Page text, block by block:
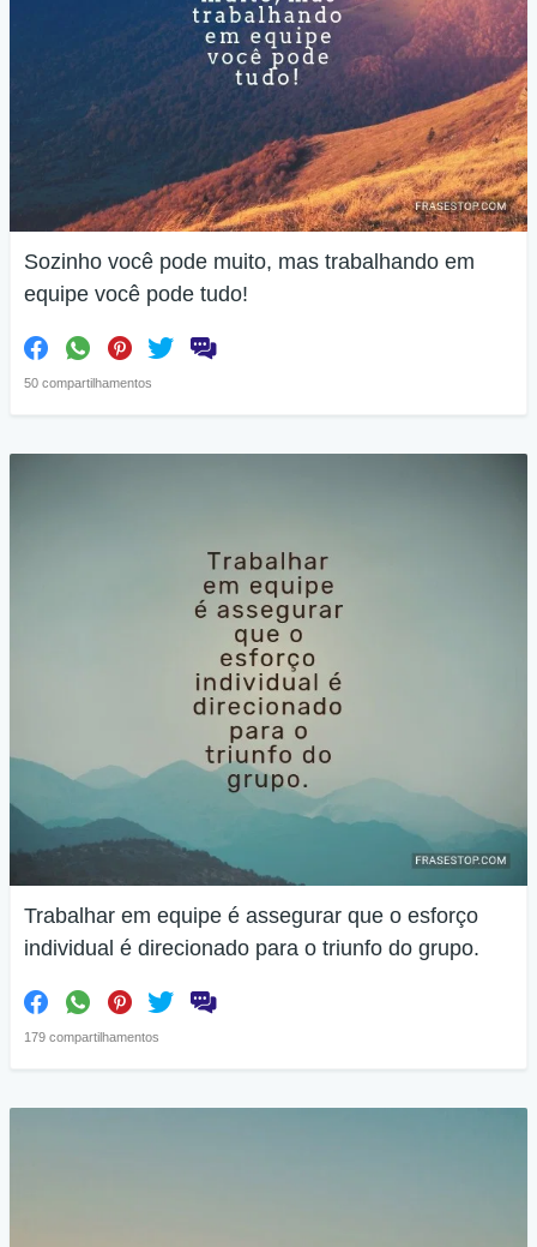
Sozinho você pode muito, mas trabalhando em
equipe você pode tudo!
50 compartilhamentos
Trabalhar em equipe é assegurar que o esforço
individual é direcionado para o triunfo do grupo.
179 compartilhamentos